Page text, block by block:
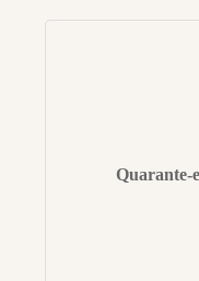
Quarante-